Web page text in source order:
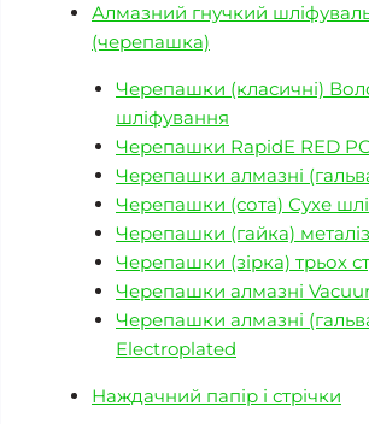
Алмазний гнучкий
(черепашка)
Черепашки (класичні)
шліфування
Черепашки RapidE RED
Черепашки алмазні
Черепашки (сота) Сухе
Черепашки (гайка)
Черепашки (зірка) трьох
Черепашки алмазні
Черепашки алмазні
Electroplated
Наждачний папір і стрічки